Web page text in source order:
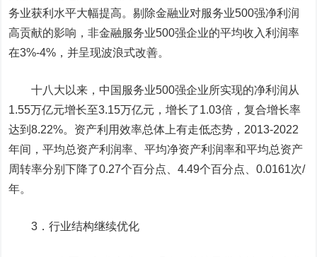
务业获利水平大幅提高。剔除金融业对服务业500强净利润
高贡献的影响，非金融服务业500强企业的平均收入利润率
在3%-4%，并呈现波浪式改善。
十八大以来，中国服务业500强企业所实现的净利润从
1.55万亿元增长至3.15万亿元，增长了1.03倍，复合增长率
达到8.22%。资产利用效率总体上有走低态势，2013-2022
年间，平均总资产利润率、平均净资产利润率和平均总资产
周转率分别下降了0.27个百分点、4.49个百分点、0.0161次/
年。
3．行业结构继续优化